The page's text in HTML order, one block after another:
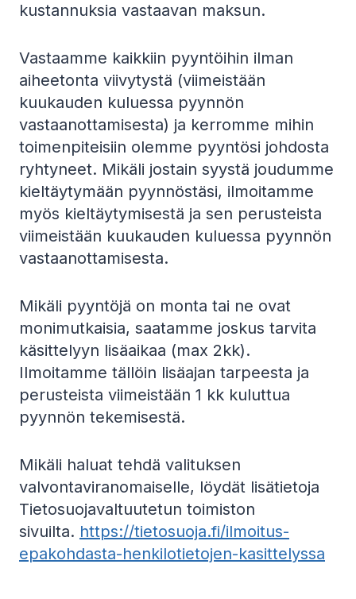
kustannuksia vastaavan maksun.
Vastaamme kaikkiin pyyntöihin ilman
aiheetonta viivytystä (viimeistään
kuukauden kuluessa pyynnön
vastaanottamisesta) ja kerromme mihin
toimenpiteisiin olemme pyyntösi johdosta
ryhtyneet. Mikäli jostain syystä joudumme
kieltäytymään pyynnöstäsi, ilmoitamme
myös kieltäytymisestä ja sen perusteista
viimeistään kuukauden kuluessa pyynnön
vastaanottamisesta.
Mikäli pyyntöjä on monta tai ne ovat
monimutkaisia, saatamme joskus tarvita
käsittelyyn lisäaikaa (max 2kk).
Ilmoitamme tällöin lisäajan tarpeesta ja
perusteista viimeistään 1 kk kuluttua
pyynnön tekemisestä.
Mikäli haluat tehdä valituksen
valvontaviranomaiselle, löydät lisätietoja
Tietosuojavaltuutetun toimiston
sivuilta. https://tietosuoja.fi/ilmoitus-
epakohdasta-henkilotietojen-kasittelyssa